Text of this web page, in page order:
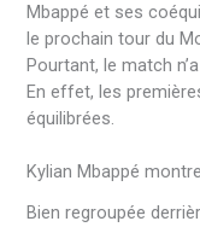
Mbappé et ses
le prochain tour du
Pourtant, le match
En effet, les
équilibrées.
Kylian Mbappé
Bien regroupée